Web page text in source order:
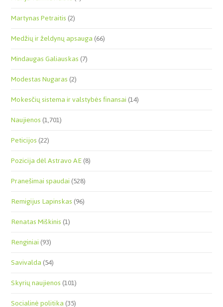
Martynas Petraitis(2)
Medžių ir želdynų apsauga(66)
Mindaugas Galiauskas(7)
Modestas Nugaras(2)
Mokesčių sistema ir valstybės finansai(14)
Naujienos(1,701)
Peticijos(22)
Pozicija dėl Astravo AE(8)
Pranešimai spaudai(528)
Remigijus Lapinskas(96)
Renatas Miškinis(1)
Renginiai(93)
Savivalda(54)
Skyrių naujienos(101)
Socialinė politika(35)